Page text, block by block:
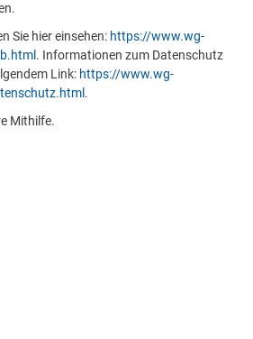
Sie hier einsehen: https://www.wg-
. Informationen zum Datenschutz
Link: https://www.wg-
.
Mithilfe.